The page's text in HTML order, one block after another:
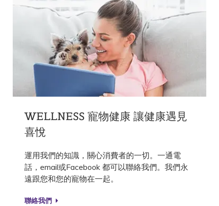
WELLNESS 寵物健康 讓健康遇見
喜悅
運用我們的知識，關心消費者的一切。一通電
話，email或Facebook 都可以聯絡我們。我們永
遠跟您和您的寵物在一起。
聯絡我們